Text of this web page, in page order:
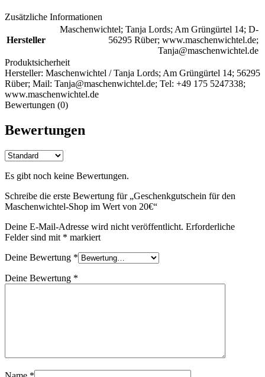
Zusätzliche Informationen
Hersteller
Maschenwichtel; Tanja Lords; Am Grüngürtel 14; D-
56295 Rüber; www.maschenwichtel.de;
Tanja@maschenwichtel.de
Produktsicherheit
Hersteller: Maschenwichtel / Tanja Lords; Am Grüngürtel 14; 56295
Rüber; Mail: Tanja@maschenwichtel.de; Tel: +49 175 5247338;
www.maschenwichtel.de
Bewertungen (0)
Bewertungen
Es gibt noch keine Bewertungen.
Schreibe die erste Bewertung für „Geschenkgutschein für den
Maschenwichtel-Shop im Wert von 20€“
Deine E-Mail-Adresse wird nicht veröffentlicht. Erforderliche
Felder sind mit * markiert
Deine Bewertung *
Deine Bewertung *